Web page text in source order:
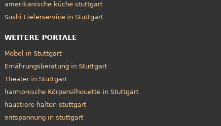
amerikanische küche stuttgart
Sushi Lieferservice in Stuttgart
WEITERE PORTALE
Möbel in Stuttgart
Ernährungsberatung in Stuttgart
Theater in Stuttgart
harmonische Körpersilhouette in Stuttgart
haustiere halten stuttgart
entspannung in stuttgart